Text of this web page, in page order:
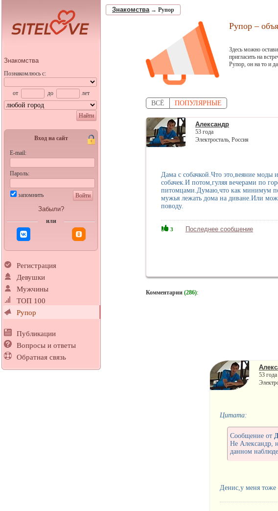
Знакомства
Познакомлюсь с:
от до лет
Найти
Вход на сайт
E-mail:
Пароль:
запомнить Войти
Забыли?
или
Регистрация
Девушки
Мужчины
ТОП 100
Рупор
Публикации
Вопросы и ответы
Обратная связь
Знакомства→ Рупор
Рупор –
Здесь можно
пригласить на
Рупор, он на то и
ВСЁ ПОПУЛЯРНЫЕ
Александр
53 года
Электросталь, Россия
Дама с собачкой.Что это,веяние
собачек.И потом,гуляя вечерами по
питомцами.Думаю,что как минимум
мужья лежать дома на диване.Или
поводу.
3 Последнее сообщение
Комментарии (286):
53 года
Цитата:
Сообщение от
Не Александр,
данном
Денис,у меня тоже